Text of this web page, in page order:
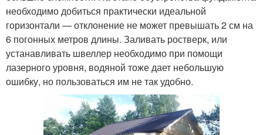
необходимо добиться практически идеальной
горизонтали — отклонение не может превышать 2 см на
6 погонных метров длины. Заливать ростверк, или
устанавливать швеллер необходимо при помощи
лазерного уровня, водяной тоже дает небольшую
ошибку, но пользоваться им не так удобно.